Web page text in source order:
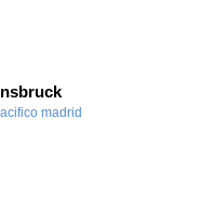
madrid